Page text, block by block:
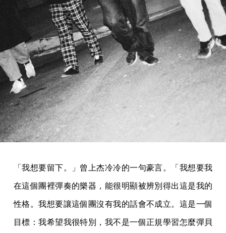
「我想要留下。」曾上杰冷冷的一句豪言。「我想要我
在這個團裡彈奏的樂器，能很明顯被辨別得出這是我的
性格。我想要讓這個團沒有我的話會不成立。這是一個
目標：我希望我很特別，我不是一個正規學習怎麼彈貝